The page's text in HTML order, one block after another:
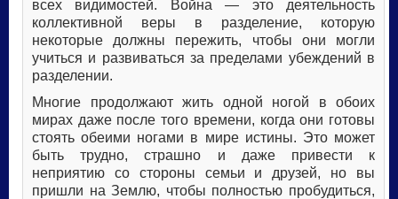
всех видимостей. Война — это деятельность
коллективной веры в разделение, которую
некоторые должны пережить, чтобы они могли
учиться и развиваться за пределами убеждений в
разделении.
Многие продолжают жить одной ногой в обоих
мирах даже после того времени, когда они готовы
стоять обеими ногами в мире истины. Это может
быть трудно, страшно и даже привести к
неприятию со стороны семьи и друзей, но вы
пришли на Землю, чтобы полностью пробудиться,